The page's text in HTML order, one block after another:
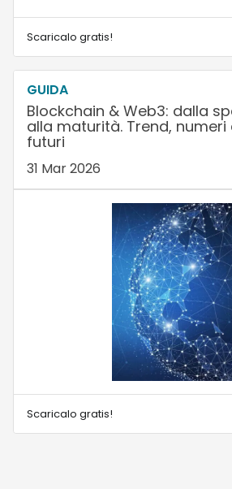
Scaricalo gratis!
GUIDA
Blockchain & Web3: dalla
alla maturità. Trend, numeri
futuri
31 Mar 2026
Scaricalo gratis!